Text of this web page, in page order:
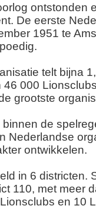
ontstonden
De eerste
1951 te
telt bijna
46 000
grootste
de
Nederlandse
ontwikkelen.
in 6 districten.
110, met meer
en 10